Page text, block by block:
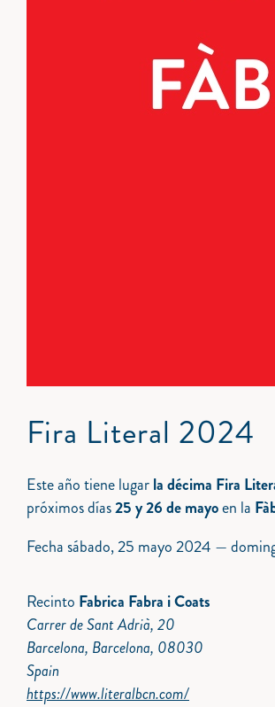
Fira Literal 2024
Este año tiene lugarla décima Fira
próximos días25 y 26 de mayoen la
Fechasábado, 25 mayo 2024 —
Recinto Fabrica Fabra i Coats
Carrer de Sant Adrià, 20
Barcelona, Barcelona, 08030
Spain
https://www.literalbcn.com/